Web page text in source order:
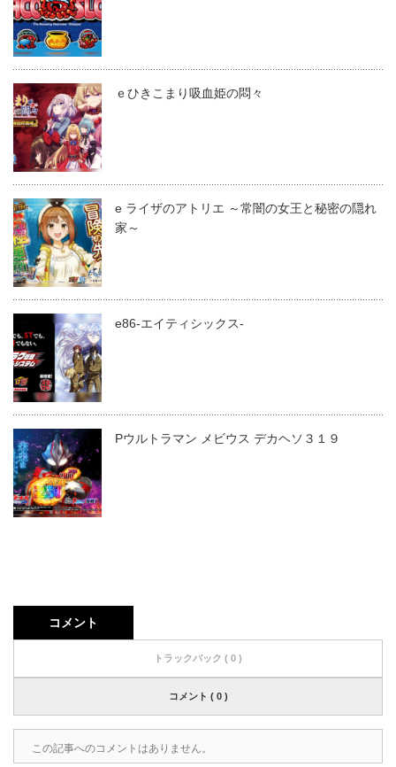
ｅひきこまり吸血姫の悶々
e ライザのアトリエ ～常闇の女王と秘密の隠れ
家～
e86-エイティシックス-
Pウルトラマン メビウス デカヘソ３１９
コメント
トラックバック ( 0 )
コメント ( 0 )
この記事へのコメントはありません。